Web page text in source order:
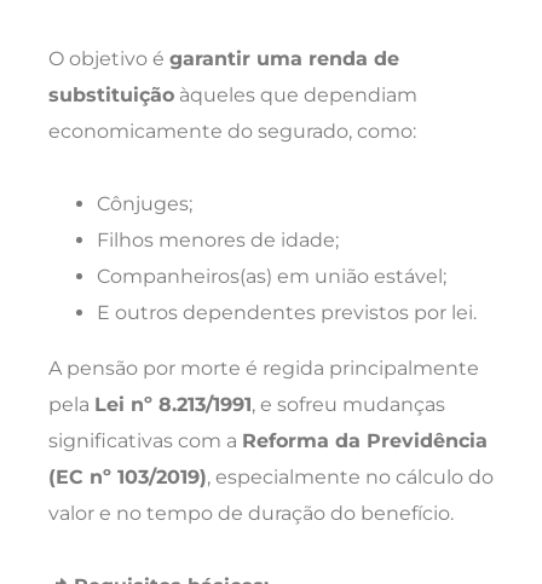
O objetivo é garantir uma renda de
substituição àqueles que dependiam
economicamente do segurado, como:
Cônjuges;
Filhos menores de idade;
Companheiros(as) em união estável;
E outros dependentes previstos por lei.
A pensão por morte é regida principalmente
pela Lei nº 8.213/1991, e sofreu mudanças
significativas com a Reforma da Previdência
(EC nº 103/2019), especialmente no cálculo do
valor e no tempo de duração do benefício.